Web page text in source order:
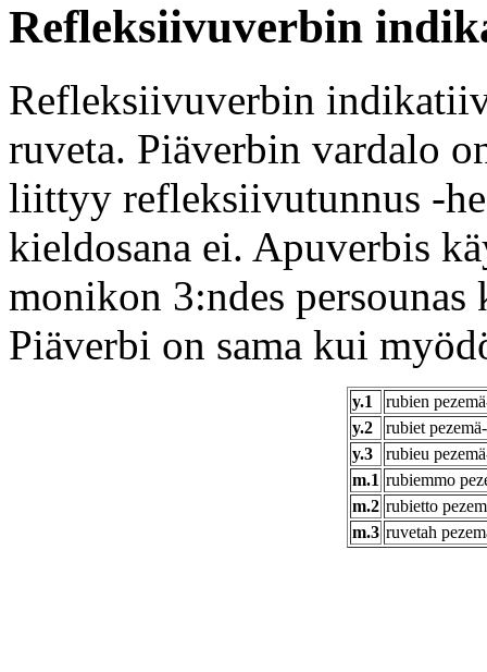
Refleksiivuverbin
Refleksiivuverbin
ruveta. Piäverbin vardalo
liittyy refleksiivutunnus -
kieldosana ei. Apuverbis
monikon 3:ndes
Piäverbi on sama kui
y.1
rubien
y.2
rubiet
y.3
rubieu
m.1 rubiemmo
m.2 rubietto
m.3 ruvetah